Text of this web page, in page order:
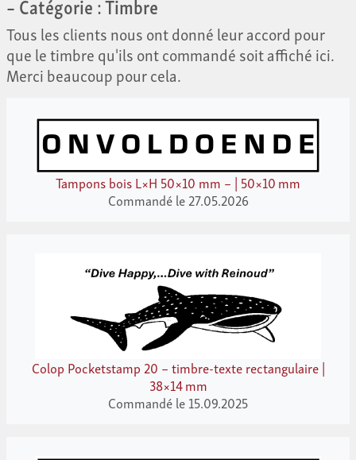
Tous les clients nous ont donné leur accord pour
que le timbre qu'ils ont commandé soit affiché ici.
Merci beaucoup pour cela.
Tampons bois L×H 50×10 mm – | 50×10 mm
Commandé le 27.05.2026
Colop Pocketstamp 20 – timbre-texte rectangulaire |
38×14 mm
Commandé le 15.09.2025